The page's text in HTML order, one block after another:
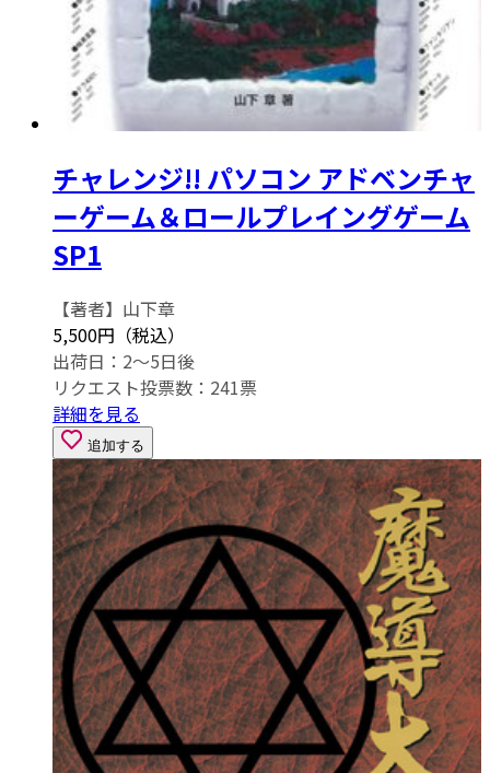
チャレンジ!! パソコン アドベンチャ
ーゲーム＆ロールプレイングゲーム
SP1
【著者】山下章
5,500円（税込）
出荷日：2～5日後
リクエスト投票数： 241票
詳細を見る
追加する